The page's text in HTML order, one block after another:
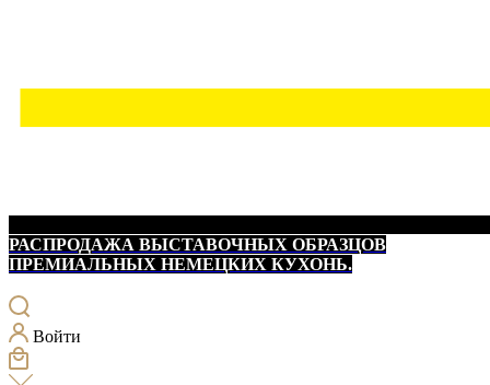
РАСПРОДАЖА ВЫСТАВОЧНЫХ ОБРАЗЦОВ
ПРЕМИАЛЬНЫХ НЕМЕЦКИХ КУХОНЬ.
Войти